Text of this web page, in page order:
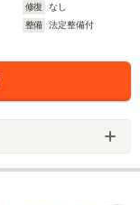
修復
なし
整備
法定整備付